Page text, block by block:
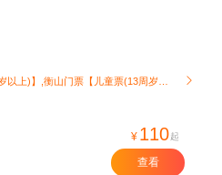

¥ 110起
查看